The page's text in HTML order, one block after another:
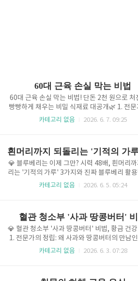
60대 근육 손실 막는 비법
60대 근육 손실 막는 비법! 단돈 2천 원으로 처
빵빵하게 채우는 비밀 식재료 대공개🌿 1. 전
립: 나이 탓으로 돌렸던 근육 감소의 진실과 통곡
다. 하지만 비싼 단백질 파우더나 복잡한 헬스장
없이도 식단 선택만으로 근육 감소를 막을 수
라운 연구가 있습니다.실제로 통곡물 식품을 통
질 섭취를 늘린 노인들은 일반 식단을 고수한 분
해 근육 손실이 무려 47%나 적었다는 데이터가
이를 우회하여 ..
카테고리 없음 2026. 6. 7. 09:25
💎 블루베리는 이제 그만? 시력 48배, 흰머리
리는 '기적의 가루' 3가지와 진짜 블루베리 활
전문가 편집장이 전하는 노화 방지 및 신체 회복
분이 블루베리가 건강에 좋다는 건 알지만, 사
주방에는 블루베리보다 수십 배 강력한 항산화
진 가루들이 숨어 있습니다.오늘은 세포의 산화,
의 녹'을 닦아내고 미세 모세혈관을 살려내어 젊
찾아줄 3가지 마법 같은 가루와, 우리가 그동안
카테고리 없음 2026. 6. 5. 05:24
혈관 청소부 '사과 땅콩버터' 비
💎 혈관 청소부 '사과 땅콩버터' 비법, 황금 건
1. 전문가의 정립: 왜 사과와 땅콩버터의 만남
년 넘게 필드를 누비며 몸소 체험한 건강의 핵심
카테고리 없음 2026. 6. 3. 07:28